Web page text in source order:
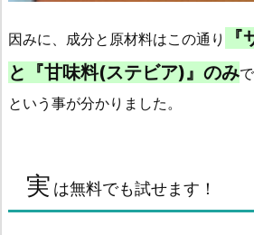
因みに、成分と原材料はこの通り
と『甘味料(ステビア)』のみ
という事が分かりました。
実 は無料でも試せます！